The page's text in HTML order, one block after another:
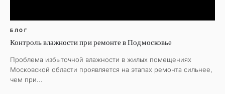
БЛОГ
Контроль влажности при ремонте в Подмосковье
Проблема избыточной влажности в жилых помещениях
Московской области проявляется на этапах ремонта сильнее,
чем при...